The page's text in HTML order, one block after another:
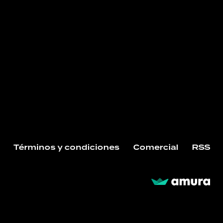
Términos y condiciones Comercial RSS